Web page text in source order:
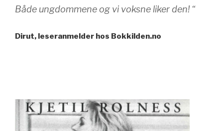
Både ungdommene og vi voksne liker den! “
Dirut, leseranmelder hos Bokkilden.no